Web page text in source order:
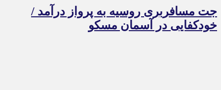
جت مسافربری روسیه به پرواز درآمد /
خودکفایی در آسمان مسکو